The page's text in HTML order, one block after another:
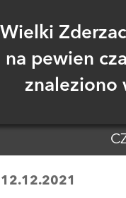
Wielki
na pewien
znaleziono
12.12.2021